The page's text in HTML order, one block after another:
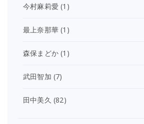
今村麻莉愛 (1)
最上奈那華 (1)
森保まどか (1)
武田智加 (7)
田中美久 (82)